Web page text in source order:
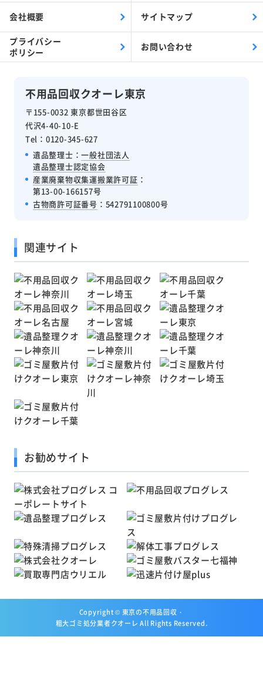
不用品回収クオーレ東京
〒155-0032 東京都世田谷区
代沢4-40-10-E
Tel：0120-345-627
遺品整理士：一般社団法人
遺品整理士認定協会
産業廃棄物収集運搬業許可証 ：
第13-00-166157号
古物商許可証番号 ：542791100800号
会社概要 サイトマップ
プライバシー
ポリシー
お問い合わせ
関連サイト
お勧めサイト
Copyright © 東京の不用品回収・
粗大ゴミ処分業者クオーレ All Rights Reserved.